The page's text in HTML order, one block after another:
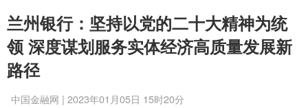
兰州银行：坚持以党的二十大精神为统
领 深度谋划服务实体经济高质量发展新
路径
中国金融网 | 2023年01月05日 15时20分